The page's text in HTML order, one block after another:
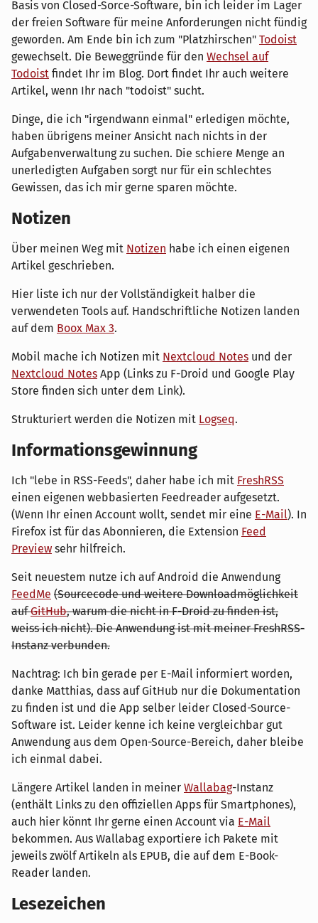
Basis von Closed-Sorce-Software, bin ich leider im Lager
der freien Software für meine Anforderungen nicht fündig
geworden. Am Ende bin ich zum "Platzhirschen" Todoist
gewechselt. Die Beweggründe für den Wechsel auf
Todoist findet Ihr im Blog. Dort findet Ihr auch weitere
Artikel, wenn Ihr nach "todoist" sucht.
Dinge, die ich "irgendwann einmal" erledigen möchte,
haben übrigens meiner Ansicht nach nichts in der
Aufgabenverwaltung zu suchen. Die schiere Menge an
unerledigten Aufgaben sorgt nur für ein schlechtes
Gewissen, das ich mir gerne sparen möchte.
Notizen
Über meinen Weg mit Notizen habe ich einen eigenen
Artikel geschrieben.
Hier liste ich nur der Vollständigkeit halber die
verwendeten Tools auf. Handschriftliche Notizen landen
auf dem Boox Max 3.
Mobil mache ich Notizen mit Nextcloud Notes und der
Nextcloud Notes App (Links zu F-Droid und Google Play
Store finden sich unter dem Link).
Strukturiert werden die Notizen mit Logseq.
Informationsgewinnung
Ich "lebe in RSS-Feeds", daher habe ich mit FreshRSS
einen eigenen webbasierten Feedreader aufgesetzt.
(Wenn Ihr einen Account wollt, sendet mir eine E-Mail). In
Firefox ist für das Abonnieren, die Extension Feed
Preview sehr hilfreich.
Seit neuestem nutze ich auf Android die Anwendung
FeedMe (Sourcecode und weitere Downloadmöglichkeit
aufGitHub, warum die nicht in F-Droid zu finden ist,
weiss ich nicht). Die Anwendung ist mit meiner FreshRSS-
Instanz verbunden.
Nachtrag: Ich bin gerade per E-Mail informiert worden,
danke Matthias, dass auf GitHub nur die Dokumentation
zu finden ist und die App selber leider Closed-Source-
Software ist. Leider kenne ich keine vergleichbar gut
Anwendung aus dem Open-Source-Bereich, daher bleibe
ich einmal dabei.
Längere Artikel landen in meiner Wallabag-Instanz
(enthält Links zu den offiziellen Apps für Smartphones),
auch hier könnt Ihr gerne einen Account via E-Mail
bekommen. Aus Wallabag exportiere ich Pakete mit
jeweils zwölf Artikeln als EPUB, die auf dem E-Book-
Reader landen.
Lesezeichen